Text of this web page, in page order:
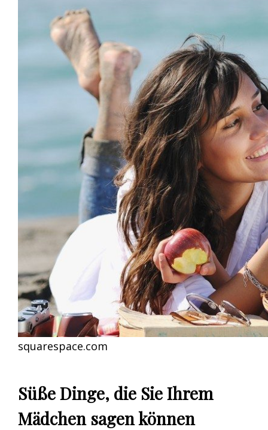
squarespace.com
Süße Dinge, die Sie Ihrem
Mädchen sagen können